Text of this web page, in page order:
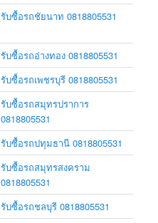
รับซื้อรถชัยนาท 0818805531
รับซื้อรถอ่างทอง 0818805531
รับซื้อรถเพชรบุรี 0818805531
รับซื้อรถสมุทรปราการ
0818805531
รับซื้อรถปทุมธานี 0818805531
รับซื้อรถสมุทรสงคราม
0818805531
รับซื้อรถชลบุรี 0818805531